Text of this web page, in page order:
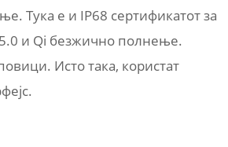
Тука е и IP68 сертификатот за
и Qi безжично полнење.
Исто така, користат